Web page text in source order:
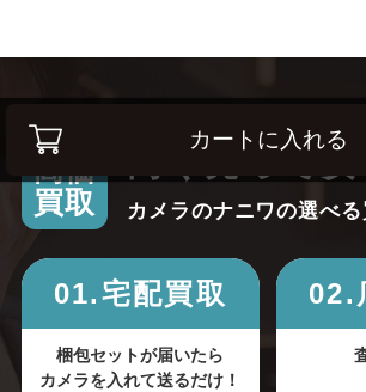
カートに入れる
高価
買取
高く売って安
カメラのナニワの選べ
01.宅配買取
梱包セットが届いたら
カメラを入れて送るだけ！
02.